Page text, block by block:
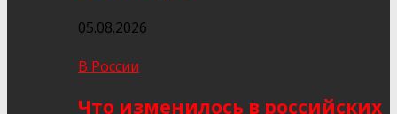
05.08.2026
В России
Что изменилось в российских